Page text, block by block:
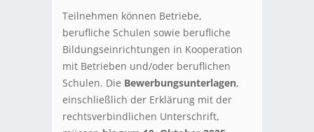
Teilnehmen können Betriebe,
berufliche Schulen sowie berufliche
Bildungseinrichtungen in Kooperation
mit Betrieben und/oder beruflichen
Schulen. Die Bewerbungsunterlagen,
einschließlich der Erklärung mit der
rechtsverbindlichen Unterschrift,